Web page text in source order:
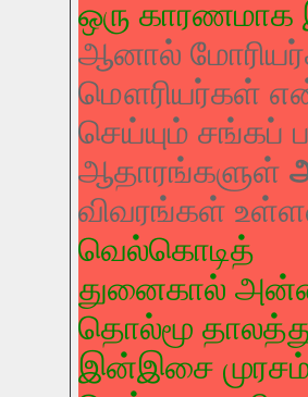
ஒரு
ஆனால்
மௌரியர்கள்
செய்யும் சங்கப்
ஆதாரங்களுள்
விவரங்கள்
வெல்கொடித்
துனைகால்
தொல்மூ
இன்இசை